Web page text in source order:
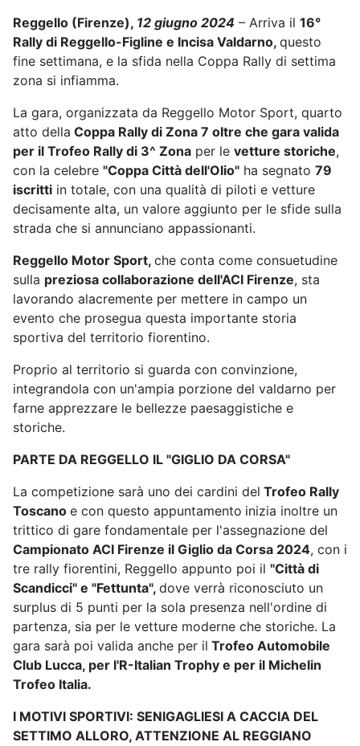
Reggello (Firenze), 12 giugno 2024 – Arriva il 16°
Rally di Reggello-Figline e Incisa Valdarno, questo
fine settimana, e la sfida nella Coppa Rally di settima
zona si infiamma.
La gara, organizzata da Reggello Motor Sport, quarto
atto della Coppa Rally di Zona 7 oltre che gara valida
per il Trofeo Rally di 3^ Zona per le vetture storiche,
con la celebre "Coppa Città dell'Olio" ha segnato 79
iscritti in totale, con una qualità di piloti e vetture
decisamente alta, un valore aggiunto per le sfide sulla
strada che si annunciano appassionanti.
Reggello Motor Sport, che conta come consuetudine
sulla preziosa collaborazione dell'ACI Firenze, sta
lavorando alacremente per mettere in campo un
evento che prosegua questa importante storia
sportiva del territorio fiorentino.
Proprio al territorio si guarda con convinzione,
integrandola con un'ampia porzione del valdarno per
farne apprezzare le bellezze paesaggistiche e
storiche.
PARTE DA REGGELLO IL "GIGLIO DA CORSA"
La competizione sarà uno dei cardini del Trofeo Rally
Toscano e con questo appuntamento inizia inoltre un
trittico di gare fondamentale per l'assegnazione del
Campionato ACI Firenze il Giglio da Corsa 2024, con i
tre rally fiorentini, Reggello appunto poi il "Città di
Scandicci" e "Fettunta", dove verrà riconosciuto un
surplus di 5 punti per la sola presenza nell'ordine di
partenza, sia per le vetture moderne che storiche. La
gara sarà poi valida anche per il Trofeo Automobile
Club Lucca, per l'R-Italian Trophy e per il Michelin
Trofeo Italia.
I MOTIVI SPORTIVI: SENIGAGLIESI A CACCIA DEL
SETTIMO ALLORO, ATTENZIONE AL REGGIANO